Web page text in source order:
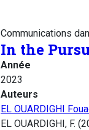
Communications
In the
Année
2023
Auteurs
EL OUARDIGHI
EL OUARDIGHI, F.